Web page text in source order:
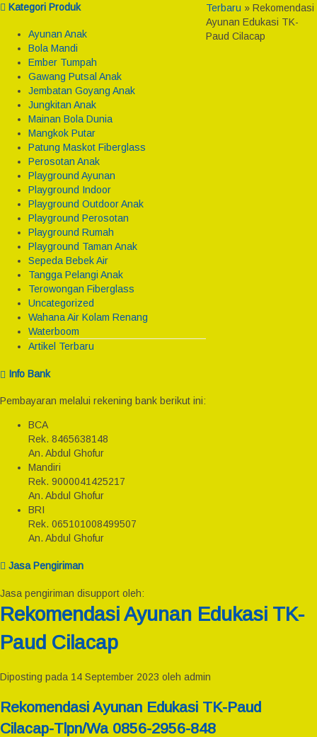
Kategori Produk
Ayunan Anak
Bola Mandi
Ember Tumpah
Gawang Putsal Anak
Jembatan Goyang Anak
Jungkitan Anak
Mainan Bola Dunia
Mangkok Putar
Patung Maskot Fiberglass
Perosotan Anak
Playground Ayunan
Playground Indoor
Playground Outdoor Anak
Playground Perosotan
Playground Rumah
Playground Taman Anak
Sepeda Bebek Air
Tangga Pelangi Anak
Terowongan Fiberglass
Uncategorized
Wahana Air Kolam Renang
Waterboom
Artikel Terbaru
Info Bank
Pembayaran melalui rekening bank berikut ini:
BCA
Rek. 8465638148
An. Abdul Ghofur
Mandiri
Rek. 9000041425217
An. Abdul Ghofur
BRI
Rek. 065101008499507
An. Abdul Ghofur
Jasa Pengiriman
Jasa pengiriman disupport oleh:
Terbaru » Rekomendasi
Ayunan Edukasi TK-
Paud Cilacap
Rekomendasi Ayunan Edukasi TK-
Paud Cilacap
Diposting pada 14 September 2023 oleh admin
Rekomendasi Ayunan Edukasi TK-Paud
Cilacap-Tlpn/Wa 0856-2956-848